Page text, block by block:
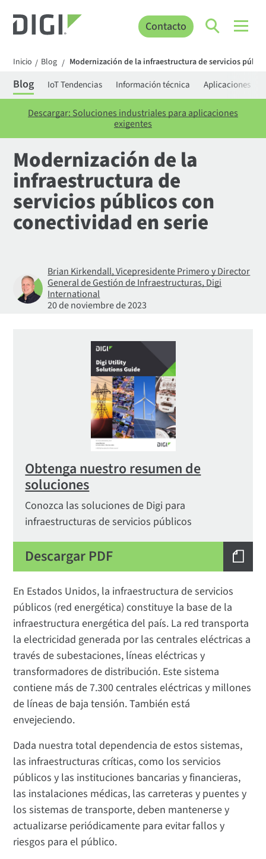
Contacto
Inicio / Blog / Modernización de la infraestructura de servicios
Blog IoT Tendencias Información técnica Aplicaciones
Descargar: Soluciones industriales para aplicaciones
exigentes
Modernización de la
infraestructura de
servicios públicos con
conectividad en serie
Brian Kirkendall, Vicepresidente Primero y Director
General de Gestión de Infraestructuras, Digi
International
20 de noviembre de 2023
Obtenga nuestro resumen de
soluciones
Conozca las soluciones de Digi para
infraestructuras de servicios públicos
Descargar PDF
En Estados Unidos, la infraestructura de servicios
públicos (red energética) constituye la base de la
infraestructura energética del país. La red transporta
la electricidad generada por las centrales eléctricas a
través de subestaciones, líneas eléctricas y
transformadores de distribución. Este sistema
contiene más de 7.300 centrales eléctricas y millones
de líneas de baja tensión. También está
envejeciendo.
Dada nuestra total dependencia de estos sistemas,
las infraestructuras críticas, como los servicios
públicos y las instituciones bancarias y financieras,
las instalaciones médicas, las carreteras y puentes y
los sistemas de transporte, deben mantenerse y
actualizarse periódicamente para evitar fallos y
riesgos para el público.